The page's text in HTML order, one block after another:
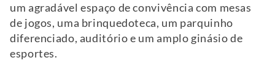
um agradável espaço de convivência com mesas
de jogos, uma brinquedoteca, um parquinho
diferenciado, auditório e um amplo ginásio de
esportes.